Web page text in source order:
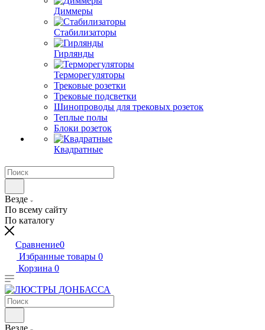
Диммеры
Стабилизаторы
Гирлянды
Терморегуляторы
Трековые розетки
Трековые подсветки
Шинопроводы для трековых розеток
Теплые полы
Блоки розеток
Квадратные
Везде
По всему сайту
По каталогу
Сравнение0
Избранные товары 0
Корзина 0
Везде